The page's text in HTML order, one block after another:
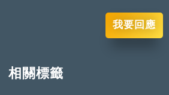
我要回應
相關標籤